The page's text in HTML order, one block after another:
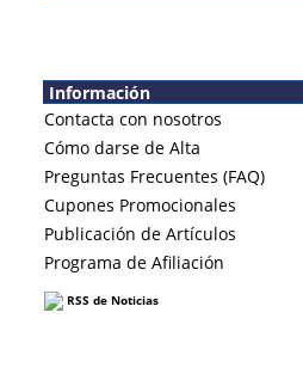
Información
Contacta con nosotros
Cómo darse de Alta
Preguntas Frecuentes (FAQ)
Cupones Promocionales
Publicación de Artículos
Programa de Afiliación
RSS de Noticias